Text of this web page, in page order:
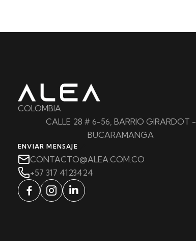
COLOMBIA
CALLE 28 # 6-56, BARRIO GIRARDOT -
BUCARAMANGA
ENVIAR MENSAJE
CONTACTO@ALEA.COM.CO
+57 317 4123424